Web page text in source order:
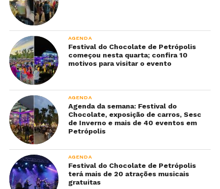
AGENDA
Festival do Chocolate de Petrópolis
começou nesta quarta; confira 10
motivos para visitar o evento
AGENDA
Agenda da semana: Festival do
Chocolate, exposição de carros, Sesc
de Inverno e mais de 40 eventos em
Petrópolis
AGENDA
Festival do Chocolate de Petrópolis
terá mais de 20 atrações musicais
gratuitas